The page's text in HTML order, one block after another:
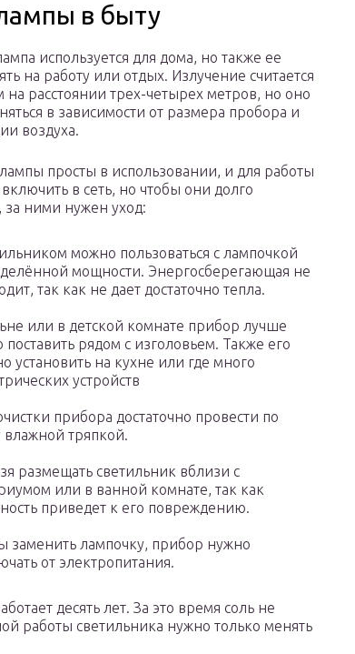
в быту
используется для дома, но также ее
на работу или отдых. Излучение считается
на расстоянии трех-четырех метров, но оно
в зависимости от размера пробора и
воздуха.
просты в использовании, и для работы
в сеть, но чтобы они долго
за ними нужен уход:
можно пользоваться с лампочкой
мощности. Энергосберегающая не
так как не дает достаточно тепла.
или в детской комнате прибор лучше
поставить рядом с изголовьем. Также его
установить на кухне или где много
устройств
прибора достаточно провести по
влажной тряпкой.
размещать светильник вблизи с
или в ванной комнате, так как
приведет к его повреждению.
заменить лампочку, прибор нужно
от электропитания.
десять лет. За это время соль не
работы светильника нужно только менять